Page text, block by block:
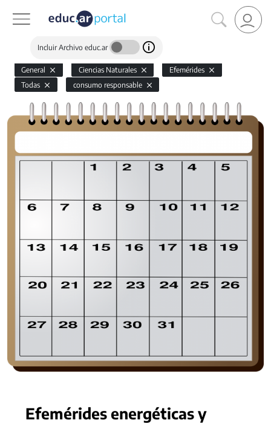
Incluir Archivo educ.ar
General Ciencias Naturales
Efemérides
Todas
consumo responsable
Efemérides energéticas y